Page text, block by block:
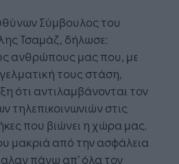
Σύμβουλος του
Τσαμάζ, δήλωσε:
ανθρώπους μας που, με
τους στάση,
ότι αντιλαμβάνονται τον
τηλεπικοινωνιών στις
που βιώνει η χώρα μας.
μακριά από την ασφάλεια
πάνω απ’ όλα τον